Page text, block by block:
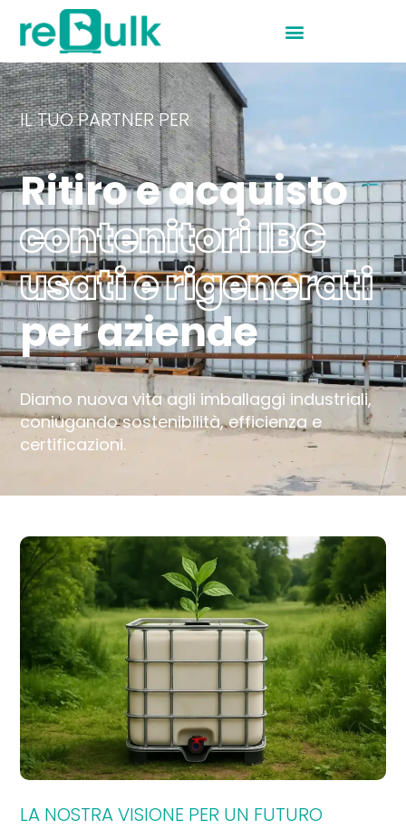
IL TUO PARTNER PER
Ritiro e acquisto
contenitori IBC
usati e rigenerati
per aziende
Diamo nuova vita agli imballaggi industriali,
coniugando sostenibilità, efficienza e
certificazioni.
LA NOSTRA VISIONE PER UN FUTURO